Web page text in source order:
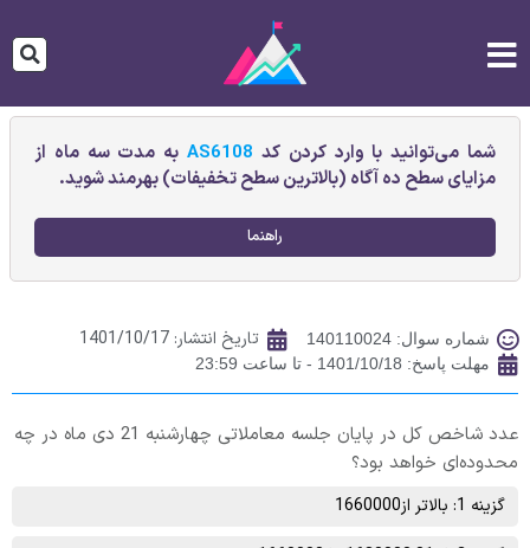
شما می‌توانید با وارد کردن کد AS6108به مدت سه ماه از
مزایای سطح ده آگاه (بالاترین سطح تخفیفات) بهرمند شوید.
راهنما
شماره سوال: 140110024 تاریخ انتشار: 1401/10/17
مهلت پاسخ: 1401/10/18 - تا ساعت 23:59
عدد شاخص کل در پایان جلسه معاملاتی چهارشنبه 21 دی ماه در چه
محدوده‌ای خواهد بود؟
گزینه 1: بالاتر از1660000